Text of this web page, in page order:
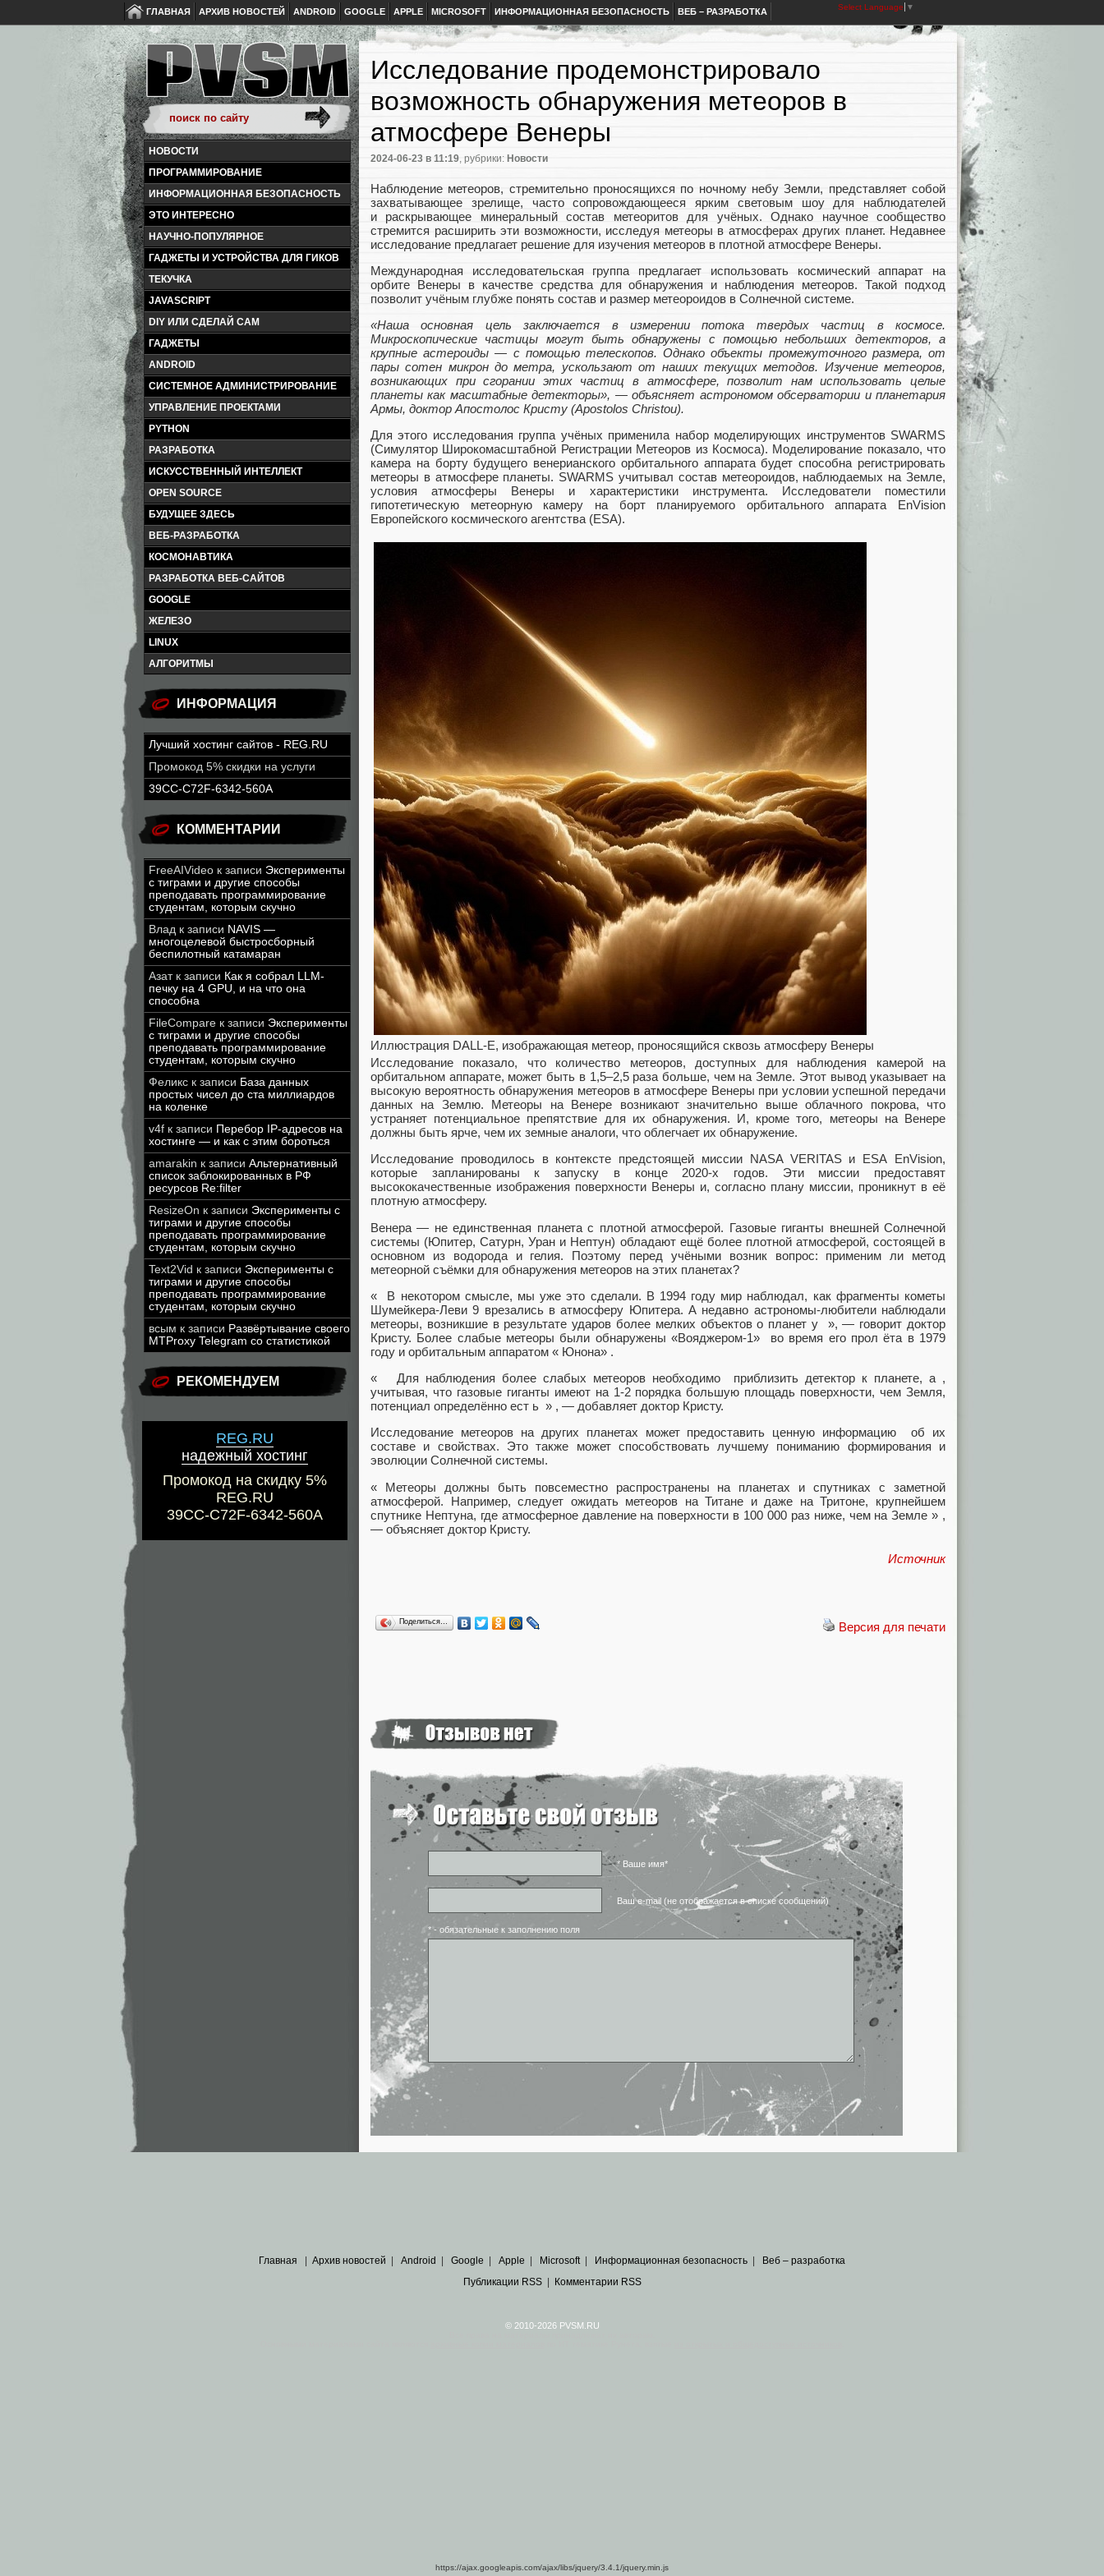
ГЛАВНАЯ АРХИВ НОВОСТЕЙ ANDROID GOOGLE APPLE MICROSOFT ИНФОРМАЦИОННАЯ БЕЗОПАСНОСТЬ ВЕБ – РАЗРАБОТКА Select Language ▼
НОВОСТИ
ПРОГРАММИРОВАНИЕ
ИНФОРМАЦИОННАЯ БЕЗОПАСНОСТЬ
ЭТО ИНТЕРЕСНО
НАУЧНО-ПОПУЛЯРНОЕ
ГАДЖЕТЫ И УСТРОЙСТВА ДЛЯ ГИКОВ
ТЕКУЧКА
JAVASCRIPT
DIY ИЛИ СДЕЛАЙ САМ
ГАДЖЕТЫ
ANDROID
СИСТЕМНОЕ АДМИНИСТРИРОВАНИЕ
УПРАВЛЕНИЕ ПРОЕКТАМИ
PYTHON
РАЗРАБОТКА
ИСКУССТВЕННЫЙ ИНТЕЛЛЕКТ
OPEN SOURCE
БУДУЩЕЕ ЗДЕСЬ
ВЕБ-РАЗРАБОТКА
КОСМОНАВТИКА
РАЗРАБОТКА ВЕБ-САЙТОВ
GOOGLE
ЖЕЛЕЗО
LINUX
АЛГОРИТМЫ
ИНФОРМАЦИЯ
Лучший хостинг сайтов - REG.RU
Промокод 5% скидки на услуги
39CC-C72F-6342-560A
КОММЕНТАРИИ
FreeAIVideo к записи Эксперименты
с тиграми и другие способы
преподавать программирование
студентам, которым скучно
Влад к записи NAVIS —
многоцелевой быстросборный
беспилотный катамаран
Азатк записи Как я собрал LLM-
печку на 4 GPU, и на что она
способна
FileCompare к записи Эксперименты
с тиграми и другие способы
преподавать программирование
студентам, которым скучно
Феликс к записи База данных
простых чисел до ста миллиардов
на коленке
v4f к записи Перебор IP-адресов на
хостинге — и как с этим бороться
amarakin к записи Альтернативный
список заблокированных в РФ
ресурсов Re:filter
ResizeOn к записи Эксперименты с
тиграми и другие способы
преподавать программирование
студентам, которым скучно
Text2Vid к записи Эксперименты с
тиграми и другие способы
преподавать программирование
студентам, которым скучно
всым к записи Развёртывание своего
MTProxy Telegram со статистикой
РЕКОМЕНДУЕМ
REG.RU
надежный хостинг
Промокод на скидку 5%
REG.RU
39CC-C72F-6342-560A
Исследование продемонстрировало
возможность обнаружения метеоров в
атмосфере Венеры
2024-06-23 в 11:19, рубрики: Новости
Наблюдение метеоров, стремительно проносящихся по ночному небу Земли, представляет собой
захватывающее зрелище, часто сопровождающееся ярким световым шоу для наблюдателей
и раскрывающее минеральный состав метеоритов для учёных. Однако научное сообщество
стремится расширить эти возможности, исследуя метеоры в атмосферах других планет. Недавнее
исследование предлагает решение для изучения метеоров в плотной атмосфере Венеры.
Международная исследовательская группа предлагает использовать космический аппарат на
орбите Венеры в качестве средства для обнаружения и наблюдения метеоров. Такой подход
позволит учёным глубже понять состав и размер метеороидов в Солнечной системе.
«Наша основная цель заключается в измерении потока твердых частиц в космосе.
Микроскопические частицы могут быть обнаружены с помощью небольших детекторов, а
крупные астероиды — с помощью телескопов. Однако объекты промежуточного размера, от
пары сотен микрон до метра, ускользают от наших текущих методов. Изучение метеоров,
возникающих при сгорании этих частиц в атмосфере, позволит нам использовать целые
планеты как масштабные детекторы», — объясняет астрономом обсерватории и планетария
Армы, доктор Апостолос Кристу (Apostolos Christou).
Для этого исследования группа учёных применила набор моделирующих инструментов SWARMS
(Симулятор Широкомасштабной Регистрации Метеоров из Космоса). Моделирование показало, что
камера на борту будущего венерианского орбитального аппарата будет способна регистрировать
метеоры в атмосфере планеты. SWARMS учитывал состав метеороидов, наблюдаемых на Земле,
условия атмосферы Венеры и характеристики инструмента. Исследователи поместили
гипотетическую метеорную камеру на борт планируемого орбитального аппарата EnVision
Европейского космического агентства (ESA).
Иллюстрация DALL-E, изображающая метеор, проносящийся сквозь атмосферу Венеры
Исследование показало, что количество метеоров, доступных для наблюдения камерой на
орбитальном аппарате, может быть в 1,5–2,5 раза больше, чем на Земле. Этот вывод указывает на
высокую вероятность обнаружения метеоров в атмосфере Венеры при условии успешной передачи
данных на Землю. Метеоры на Венере возникают значительно выше облачного покрова, что
устраняет потенциальное препятствие для их обнаружения. И, кроме того, метеоры на Венере
должны быть ярче, чем их земные аналоги, что облегчает их обнаружение.
Исследование проводилось в контексте предстоящей миссии NASA VERITAS и ESA EnVision,
которые запланированы к запуску в конце 2020-х годов. Эти миссии предоставят
высококачественные изображения поверхности Венеры и, согласно плану миссии, проникнут в её
плотную атмосферу.
Венера — не единственная планета с плотной атмосферой. Газовые гиганты внешней Солнечной
системы (Юпитер, Сатурн, Уран и Нептун) обладают ещё более плотной атмосферой, состоящей в
основном из водорода и гелия. Поэтому перед учёными возник вопрос: применим ли метод
метеорной съёмки для обнаружения метеоров на этих планетах?
« В некотором смысле, мы уже это сделали. В 1994 году мир наблюдал, как фрагменты кометы
Шумейкера-Леви 9 врезались в атмосферу Юпитера. А недавно астрономы-любители наблюдали
метеоры, возникшие в результате ударов более мелких объектов о планет у », — говорит доктор
Кристу. Более слабые метеоры были обнаружены «Вояджером-1» во время его прол ёта в 1979
году и орбитальным аппаратом « Юнона» .
« Для наблюдения более слабых метеоров необходимо приблизить детектор к планете, а ,
учитывая, что газовые гиганты имеют на 1-2 порядка большую площадь поверхности, чем Земля,
потенциал определённо ест ь » , — добавляет доктор Кристу.
Исследование метеоров на других планетах может предоставить ценную информацию об их
составе и свойствах. Это также может способствовать лучшему пониманию формирования и
эволюции Солнечной системы.
« Метеоры должны быть повсеместно распространены на планетах и спутниках с заметной
атмосферой. Например, следует ожидать метеоров на Титане и даже на Тритоне, крупнейшем
спутнике Нептуна, где атмосферное давление на поверхности в 100 000 раз ниже, чем на Земле » ,
— объясняет доктор Кристу.
Источник
Версия для печати
Поделиться…
* Ваше имя*
Ваш e-mail (не отображается в списке сообщений)
* - обязательные к заполнению поля
Главная Архив новостей Android Google Apple Microsoft| Информационная безопасность
Веб – разработка
Публикации RSS| Комментарии RSS
© 2010-2026 PVSM.RU
https://ajax.googleapis.com/ajax/libs/jquery/3.4.1/jquery.min.js